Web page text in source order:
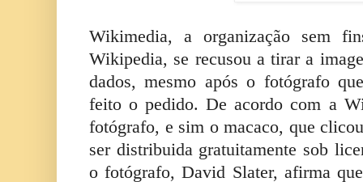
Wikimedia, a organização sem
Wikipedia, se recusou a tirar a
dados, mesmo após o fotógrafo
feito o pedido. De acordo com a
fotógrafo, e sim o macaco, que
ser distribuida gratuitamente sob
o fotógrafo, David Slater, afirma